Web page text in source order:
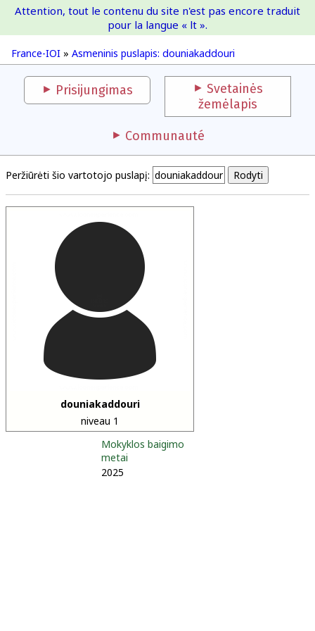
France-IOI
France-IOI » Asmeninis puslapis: douniakaddouri
Attention, tout le contenu du site n'est pas encore traduit
pour la langue « lt ».
Prisijungimas
Svetainės
žemėlapis
Communauté
Peržiūrėti šio vartotojo puslapį:
douniakaddouri
niveau 1
Mokyklos baigimo
metai
2025